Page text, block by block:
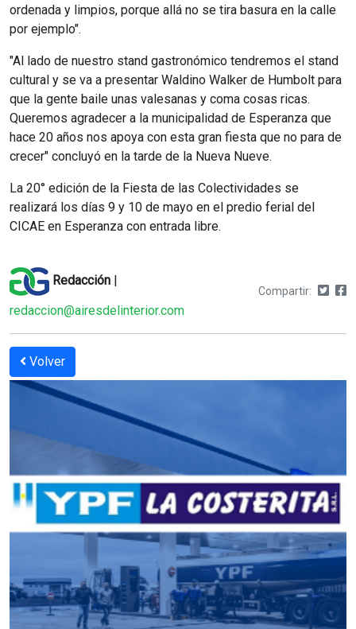
ordenada y limpios, porque allá no se tira basura en la calle
por ejemplo".
"Al lado de nuestro stand gastronómico tendremos el stand
cultural y se va a presentar Waldino Walker de Humbolt para
que la gente baile unas valesanas y coma cosas ricas.
Queremos agradecer a la municipalidad de Esperanza que
hace 20 años nos apoya con esta gran fiesta que no para de
crecer" concluyó en la tarde de la Nueva Nueve.
La 20° edición de la Fiesta de las Colectividades se
realizará los días 9 y 10 de mayo en el predio ferial del
CICAE en Esperanza con entrada libre.
Redacción
redaccion@airesdelinterior.com
Compartir:
Volver